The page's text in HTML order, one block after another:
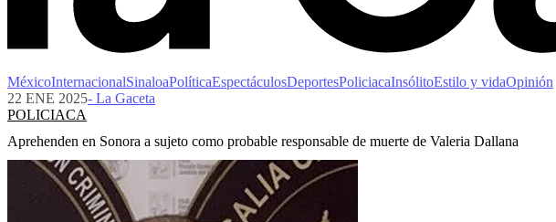
MéxicoInternacionalSinaloaPolíticaEspectáculosDeportesPoliciacaInsólitoEstilo y vidaOpinión
22 ENE 2025- La Gaceta
POLICIACA
Aprehenden en Sonora a sujeto como probable responsable de muerte de Valeria Dallana